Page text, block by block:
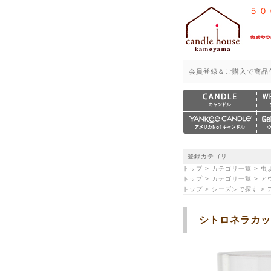
５
会員登録＆ご購入で商
登録カテゴリ
トップ > カテゴリ一覧 > 虫
トップ > カテゴリ一覧 > ア
トップ > シーズンで探す >
シトロネラカ